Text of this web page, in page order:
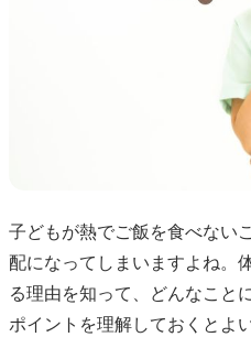
子どもが熱でご飯を食べない
配になってしまいますよね。
る理由を知って、どんなこと
ポイントを理解しておくとよ